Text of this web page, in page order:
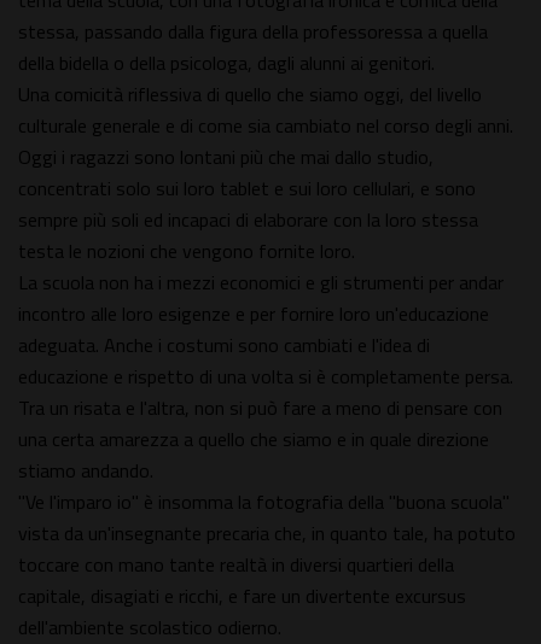
stessa, passando dalla figura della professoressa a quella
della bidella o della psicologa, dagli alunni ai genitori.
Una comicità riflessiva di quello che siamo oggi, del livello
culturale generale e di come sia cambiato nel corso degli anni.
Oggi i ragazzi sono lontani più che mai dallo studio,
concentrati solo sui loro tablet e sui loro cellulari, e sono
sempre più soli ed incapaci di elaborare con la loro stessa
testa le nozioni che vengono fornite loro.
La scuola non ha i mezzi economici e gli strumenti per andar
incontro alle loro esigenze e per fornire loro un'educazione
adeguata. Anche i costumi sono cambiati e l'idea di
educazione e rispetto di una volta si è completamente persa.
Tra un risata e l'altra, non si può fare a meno di pensare con
una certa amarezza a quello che siamo e in quale direzione
stiamo andando.
"Ve l'imparo io" è insomma la fotografia della "buona scuola"
vista da un'insegnante precaria che, in quanto tale, ha potuto
toccare con mano tante realtà in diversi quartieri della
capitale, disagiati e ricchi, e fare un divertente excursus
dell'ambiente scolastico odierno.